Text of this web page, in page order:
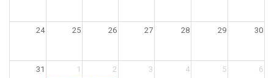
24 25 26 27 28 29 30
31 1 2 3 4 5 6